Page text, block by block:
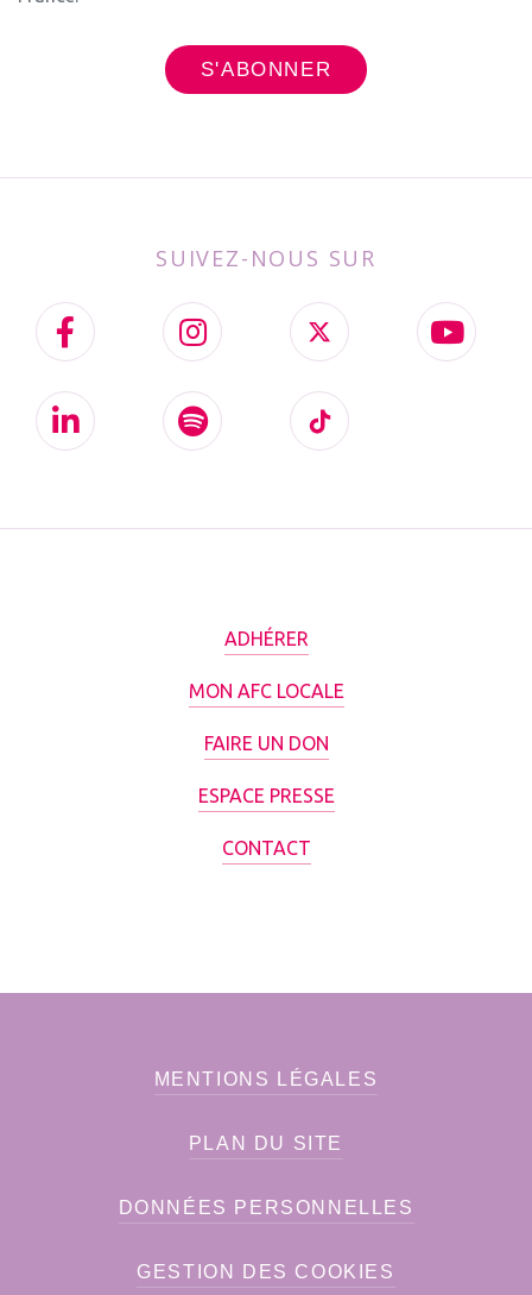
SUIVEZ-NOUS SUR
ADHÉRER
MON AFC LOCALE
FAIRE UN DON
ESPACE PRESSE
CONTACT
MENTIONS LÉGALES
PLAN DU SITE
DONNÉES PERSONNELLES
GESTION DES COOKIES